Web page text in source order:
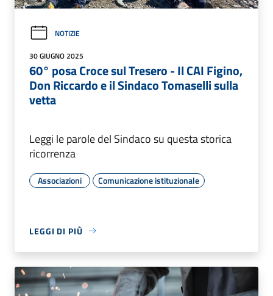
NOTIZIE
30 GIUGNO 2025
60° posa Croce sul Tresero - Il CAI Figino,
Don Riccardo e il Sindaco Tomaselli sulla
vetta
Leggi le parole del Sindaco su questa storica
ricorrenza
Associazioni Comunicazione istituzionale
LEGGI DI PIÙ